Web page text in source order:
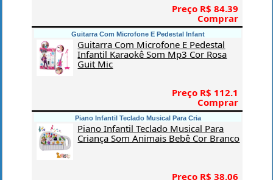
Preço R$ 84.39
Comprar
Guitarra Com Microfone E Pedestal Infant
Guitarra Com Microfone E Pedestal
Infantil Karaokê Som Mp3 Cor Rosa
Guit Mic
Preço R$ 112.1
Comprar
Piano Infantil Teclado Musical Para Cria
Piano Infantil Teclado Musical Para
Criança Som Animais Bebê Cor Branco
Preço R$ 38.06